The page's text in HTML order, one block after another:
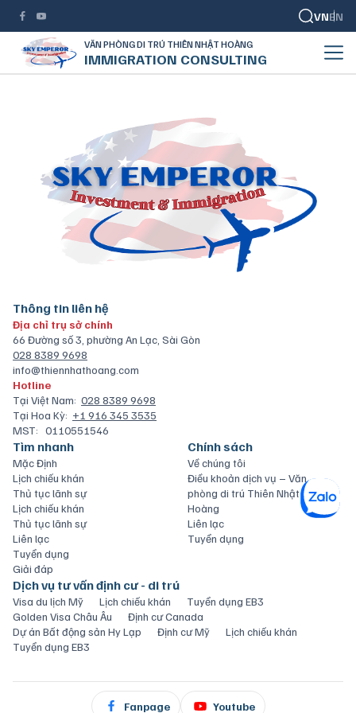
VNEN
VĂN PHÒNG DI TRÚ THIÊN NHẬT HOÀNG
IMMIGRATION CONSULTING
Thông tin liên hệ
Địa chỉ trụ sở chính
66 Đường số 3, phường An Lạc, Sài Gòn
028 8389 9698
info@thiennhathoang.com
Hotline
Tại Việt Nam: 028 8389 9698
Tại Hoa Kỳ: +1 916 345 3535
MST: 0110551546
Tìm nhanh
Mặc Định
Lịch chiếu khán
Thủ tục lãnh sự
Lịch chiếu khán
Thủ tục lãnh sự
Liên lạc
Tuyển dụng
Giải đáp
Chính sách
Về chúng tôi
Điều khoản dịch vụ – Văn
phòng di trú Thiên Nhật
Hoàng
Liên lạc
Tuyển dụng
Dịch vụ tư vấn định cư - di trú
Visa du lịch Mỹ Lịch chiếu khán
Tuyển dụng EB3
Golden Visa Châu Âu
Định cư Canada
Dự án Bất động sản Hy Lạp
Định cư Mỹ
Lịch chiếu khán
Tuyển dụng EB3
Fanpage Youtube